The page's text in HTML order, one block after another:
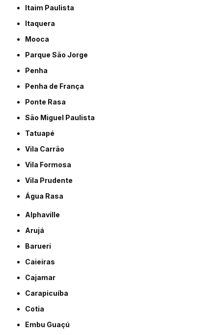
Itaim Paulista
Itaquera
Mooca
Parque São Jorge
Penha
Penha de França
Ponte Rasa
São Miguel Paulista
Tatuapé
Vila Carrão
Vila Formosa
Vila Prudente
Água Rasa
Alphaville
Arujá
Barueri
Caieiras
Cajamar
Carapicuíba
Cotia
Embu Guaçú